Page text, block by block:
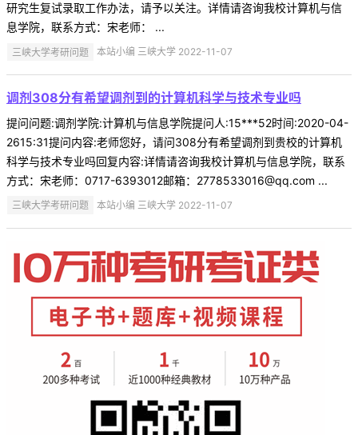
研究生复试录取工作办法，请予以关注。详情请咨询我校计算机与信
息学院，联系方式：宋老师： ...
三峡大学考研问题 本站小编 三峡大学 2022-11-07
调剂308分有希望调剂到的计算机科学与技术专业吗
提问问题:调剂学院:计算机与信息学院提问人:15***52时间:2020-04-
2615:31提问内容:老师您好，请问308分有希望调剂到贵校的计算机
科学与技术专业吗回复内容:详情请咨询我校计算机与信息学院，联系
方式：宋老师：0717-6393012邮箱：2778533016@qq.com ...
三峡大学考研问题 本站小编 三峡大学 2022-11-07